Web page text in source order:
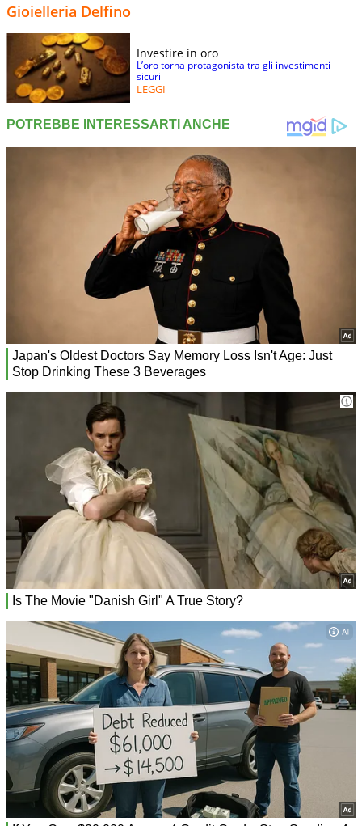
Gioielleria Delfino
Investire in oro
L’oro torna protagonista tra gli investimenti
sicuri
LEGGI